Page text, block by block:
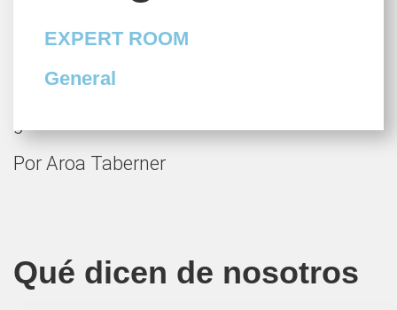
empresas y las instituciones están dirigidas
por personas que al fin y al cabo se guían
Por Aroa Taberner
EXPERT ROOM
General
Qué dicen de nosotros